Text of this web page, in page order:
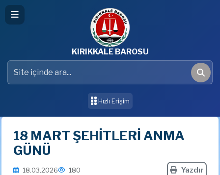
KIRIKKALE BAROSU
Site içinde ara
Ara
Hızlı Erişim
18 MART ŞEHİTLERİ ANMA
GÜNÜ
18.03.2026 180 Yazdır